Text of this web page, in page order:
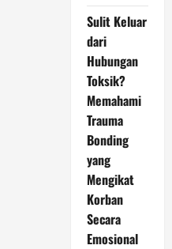
Sulit Keluar
dari
Hubungan
Toksik?
Memahami
Trauma
Bonding
yang
Mengikat
Korban
Secara
Emosional